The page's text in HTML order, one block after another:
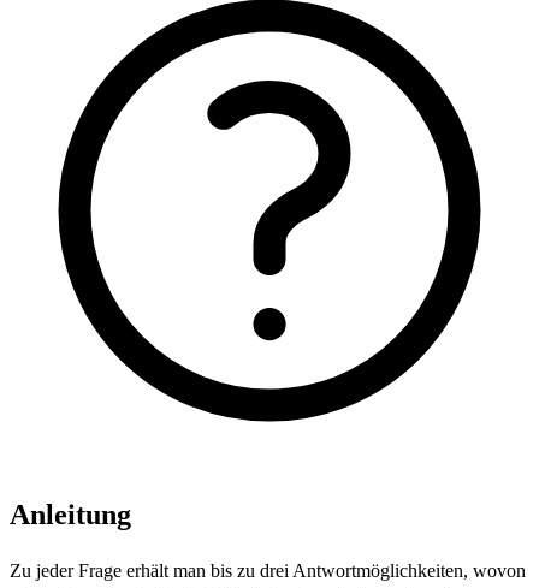
Anleitung
Zu jeder Frage erhält man bis zu drei Antwortmöglichkeiten, wovon